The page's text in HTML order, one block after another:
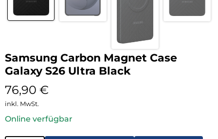
Samsung Carbon Magnet Case
Galaxy S26 Ultra Black
76,90 €
inkl. MwSt.
Online verfügbar